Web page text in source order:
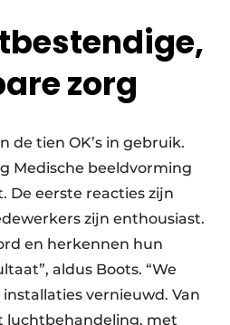
zorg
de tien OK’s in gebruik.
Medische beeldvorming
De eerste reacties zijn
zijn enthousiast.
en herkennen hun
aldus Boots. “We
vernieuwd. Van
luchtbehandeling, met